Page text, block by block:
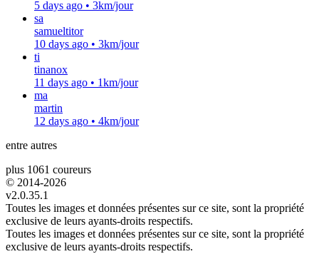
5 days ago • 3km/jour
sa
samueltitor
10 days ago • 3km/jour
ti
tinanox
11 days ago • 1km/jour
ma
martin
12 days ago • 4km/jour
entre autres
plus 1061 coureurs
© 2014-2026
v2.0.35.1
Toutes les images et données présentes sur ce site, sont la propriété
exclusive de leurs ayants-droits respectifs.
Toutes les images et données présentes sur ce site, sont la propriété
exclusive de leurs ayants-droits respectifs.